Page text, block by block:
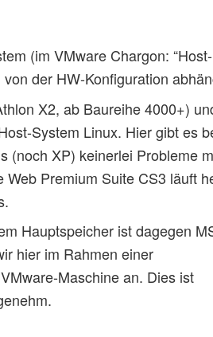
(im VMware Chargon: “Host-
der HW-Konfiguration
X2, ab Baureihe 4000+)
System Linux. Hier gibt es
(noch XP) keinerlei Probleme
Premium Suite CS3 läuft
Hauptspeicher ist dagegen
hier im Rahmen einer
Maschine an. Dies ist